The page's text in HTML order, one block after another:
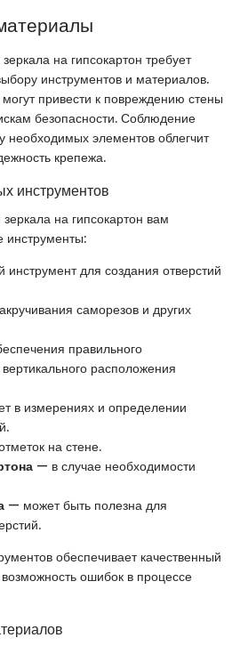
на гипсокартон требует
инструментов и материалов.
привести к повреждению стены
безопасности. Соблюдение
необходимых элементов облегчит
крепежа.
инструментов
на гипсокартон вам
инструменты:
инструмент для создания отверстий
саморезов и других
правильного
вертикального расположения
в измерениях и определении
на стене.
— в случае необходимости
— может быть полезна для
обеспечивает качественный
ошибок в процессе